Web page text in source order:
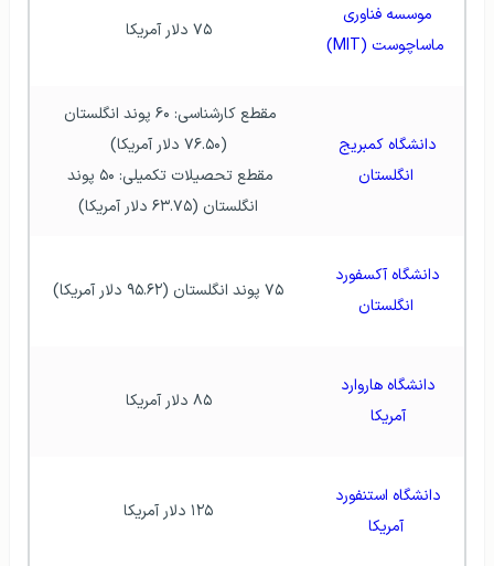
ماساچوست (MIT)
۷۵ دلار آمریکا
انگلستان
(۷۶.۵۰ دلار آمریکا)
انگلستان (۶۳.۷۵ دلار آمریکا)
انگلستان
۷۵ پوند انگلستان (۹۵.۶۲ دلار آمریکا)
آمریکا
۸۵ دلار آمریکا
آمریکا
۱۲۵ دلار آمریکا